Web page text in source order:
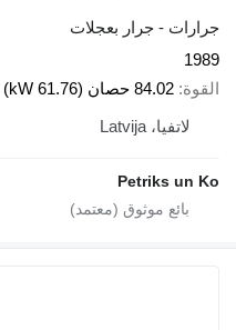
- جرار بعجلات
84.02 حصان (61.76 kW)
لاتفيا، Latvija
Petriks un